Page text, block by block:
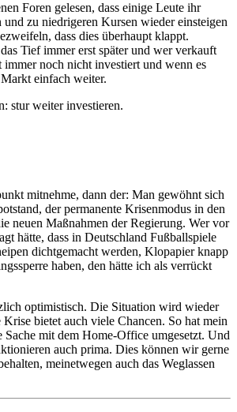
Foren gelesen, dass einige Leute ihr
und zu niedrigeren Kursen wieder einsteigen
dass dies überhaupt klappt.
Tief immer erst später und wer verkauft
noch nicht investiert und wenn es
einfach weiter.
stur weiter investieren.
mitnehme, dann der: Man gewöhnt sich
der permanente Krisenmodus in den
neuen Maßnahmen der Regierung. Wer vor
hätte, dass in Deutschland Fußballspiele
dichtgemacht werden, Klopapier knapp
haben, den hätte ich als verrückt
optimistisch. Die Situation wird wieder
Krise bietet auch viele Chancen. So hat mein
Sache mit dem Home-Office umgesetzt. Und
auch prima. Dies können wir gerne
meinetwegen auch das Weglassen